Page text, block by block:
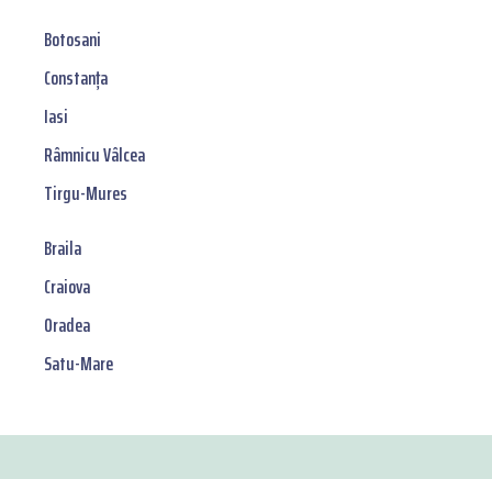
Botosani
Constanța
Iasi
Râmnicu Vâlcea
Tirgu-Mures
Braila
Craiova
Oradea
Satu-Mare